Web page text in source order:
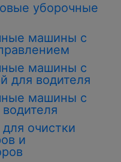
уборочные
машины с
машины с
для водителя
машины с
очистки
и